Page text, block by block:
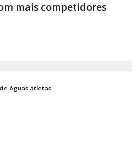
mais competidores
éguas atletas